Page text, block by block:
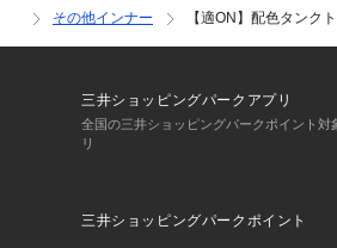
その他インナー
【適ON】配色タンク
三井ショッピングパークアプリ
全国の三井ショッピングパークポイント対
リ
三井ショッピングパークポイント